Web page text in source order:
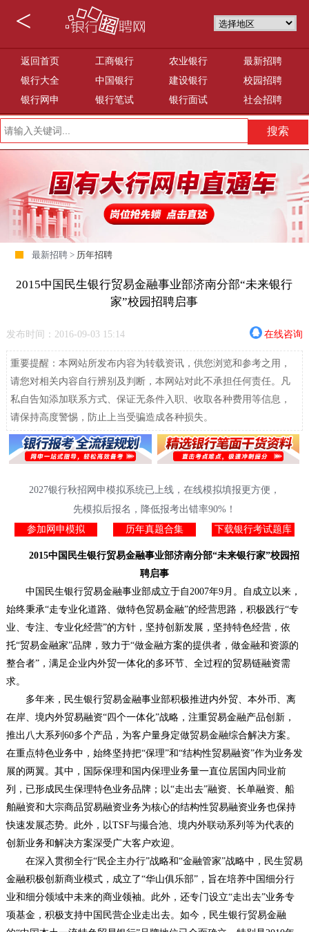
<
返回首页 工商银行 农业银行
最新招聘
银行大全
中国银行 建设银行
校园招聘
银行网申
银行笔试 银行面试 社会招聘
最新招聘 > 历年招聘
2015中国民生银行贸易金融事业部济南分部“未来银行
家”校园招聘启事
发布时间：2016-09-03 15:14 在线咨询
重要提醒：本网站所发布内容为转载资讯，供您浏览和参考之用，
请您对相关内容自行辨别及判断，本网站对此不承担任何责任。凡
私自告知添加联系方式、保证无条件入职、收取各种费用等信息，
请保持高度警惕，防止上当受骗造成各种损失。
2027银行秋招网申模拟系统已上线，在线模拟填报更方便，
先模拟后报名，降低报考出错率90%！
参加网申模拟
历年真题合集 下载银行考试题库
2015中国民生银行贸易金融事业部济南分部“未来银行家”校园招
聘启事
中国民生银行贸易金融事业部成立于自2007年9月。自成立以来，
始终秉承“走专业化道路、做特色贸易金融”的经营思路，积极践行“专
业、专注、专业化经营”的方针，坚持创新发展，坚持特色经营，依
托“贸易金融家”品牌，致力于“做金融方案的提供者，做金融和资源的
整合者”，满足企业内外贸一体化的多环节、全过程的贸易链融资需
求。
多年来，民生银行贸易金融事业部积极推进内外贸、本外币、离
在岸、境内外贸易融资“四个一体化”战略，注重贸易金融产品创新，
推出八大系列60多个产品，为客户量身定做贸易金融综合解决方案。
在重点特色业务中，始终坚持把“保理”和“结构性贸易融资”作为业务发
展的两翼。其中，国际保理和国内保理业务量一直位居国内同业前
列，已形成民生保理特色业务品牌；以“走出去”融资、长单融资、船
舶融资和大宗商品贸易融资业务为核心的结构性贸易融资业务也保持
快速发展态势。此外，以TSF与撮合池、境内外联动系列等为代表的
创新业务和解决方案深受广大客户欢迎。
在深入贯彻全行“民企主办行”战略和“金融管家”战略中，民生贸易
金融积极创新商业模式，成立了“华山俱乐部”，旨在培养中国细分行
业和细分领域中未来的商业领袖。此外，还专门设立“走出去”业务专
项基金，积极支持中国民营企业走出去。如今，民生银行贸易金融